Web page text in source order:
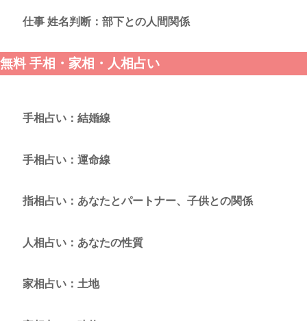
仕事 姓名判断：部下との人間関係
無料 手相・家相・人相占い
手相占い：結婚線
手相占い：運命線
指相占い：あなたとパートナー、子供との関係
人相占い：あなたの性質
家相占い：土地